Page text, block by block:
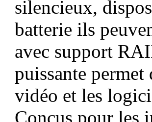
silencieux,
batterie ils
avec support
puissante permet
vidéo et les
Conçus pour les